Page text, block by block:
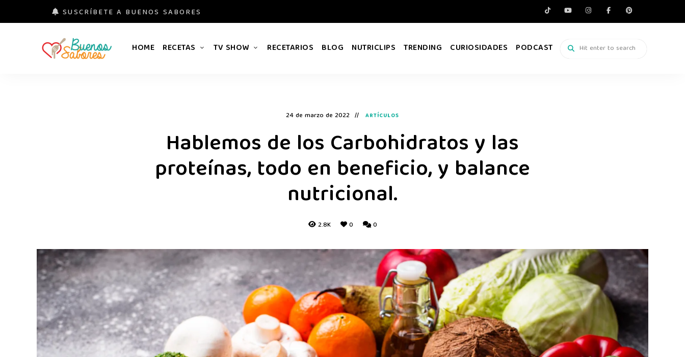
SUSCRÍBETE A BUENOS SABORES
HOME RECETAS TV SHOW RECETARIOS BLOG NUTRICLIPS TRENDING CURIOSIDADES PODCAST
24 de marzo de 2022 ARTÍCULOS
Hablemos de los Carbohidratos y las
proteínas, todo en beneficio, y balance
nutricional.
2.8K 0 0